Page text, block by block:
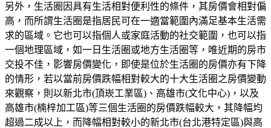
另外，生活圈因具有生活相對便利性的條件，其房價會相對偏
高，而所謂生活圈是指居民可在一適當範圍內滿足基本生活需
求的區域。它也可以指個人或家庭活動的社交範圍，也可以指
一個地理區域，如一日生活圈或地方生活圈等，唯近期的房市
交投不佳，影響房價變化，即使是位於生活圈的房價亦有下降
的情形，若以當前房價跌幅相對較大的十大生活圈之房價變動
來觀察，則以新北市(頂崁工業區)、高雄市(文化中心)，以及
高雄市(楠梓加工區)等三個生活圈的房價跌幅較大，其降幅均
超過二成以上，而降幅相對較小的新北市(台北港特定區)與高